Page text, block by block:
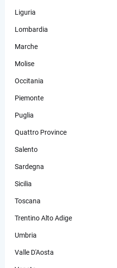
Liguria
Lombardia
Marche
Molise
Occitania
Piemonte
Puglia
Quattro Province
Salento
Sardegna
Sicilia
Toscana
Trentino Alto Adige
Umbria
Valle D'Aosta